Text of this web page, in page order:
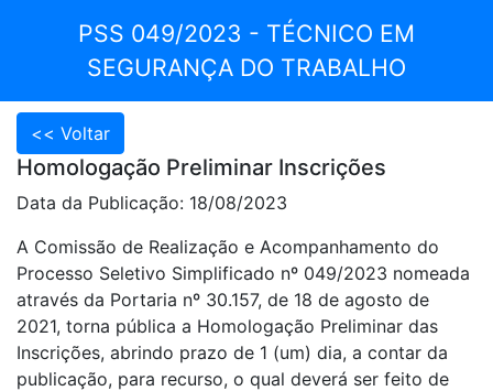
PSS 049/2023 - TÉCNICO EM
SEGURANÇA DO TRABALHO
Homologação Preliminar Inscrições
Data da Publicação: 18/08/2023
A Comissão de Realização e Acompanhamento do
Processo Seletivo Simplificado nº 049/2023 nomeada
através da Portaria nº 30.157, de 18 de agosto de
2021, torna pública a Homologação Preliminar das
Inscrições, abrindo prazo de 1 (um) dia, a contar da
publicação, para recurso, o qual deverá ser feito de